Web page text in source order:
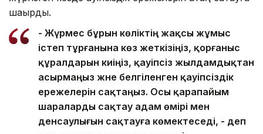
шақырды.
- Жүрмес бұрын көліктің жақсы жұмыс
істеп тұрғанына көз жеткізіңіз, қорғаныс
құралдарын киіңіз, қауіпсіз жылдамдықтан
асырмаңыз және белгіленген қауіпсіздік
ережелерін сақтаңыз. Осы қарапайым
шараларды сақтау адам өмірі мен
денсаулығын сақтауға көмектеседі, - деп